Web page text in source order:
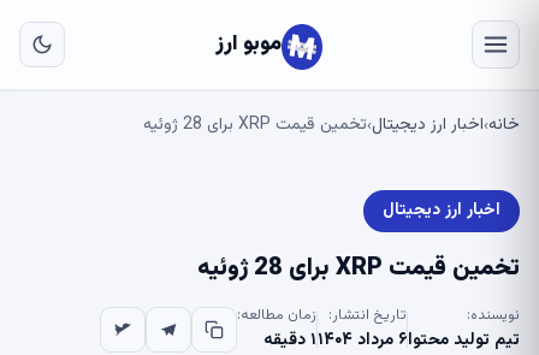
موبو ارز
خانه›اخبار ارز دیجیتال›تخمین قیمت XRP برای 28 ژوئیه
اخبار ارز دیجیتال
تخمین قیمت XRP برای 28 ژوئیه
نویسنده:
تیم تولید محتوا
تاریخ انتشار:
۶ مرداد ۱۴۰۴
زمان مطالعه:
۱ دقیقه